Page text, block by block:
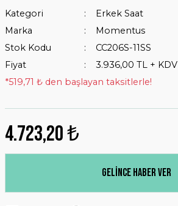
Kategori
Erkek Saat
Marka
Momentus
Stok Kodu
CC206S-11SS
Fiyat
3.936,00 TL + KDV
*519,71 ₺ den başlayan taksitlerle!
4.723,20 ₺
Gelince Haber Ver